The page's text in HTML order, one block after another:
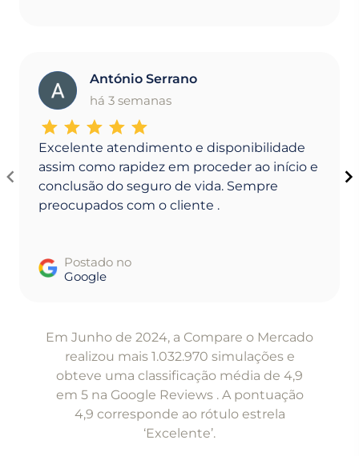
A
António Serrano
há 3 semanas
Excelente atendimento e disponibilidade
assim como rapidez em proceder ao início e
conclusão do seguro de vida. Sempre
preocupados com o cliente .
Postado no
Google
Em Junho de 2024, a Compare o Mercado
realizou mais 1.032.970 simulações e
obteve uma classificação média de 4,9
em 5 na Google Reviews . A pontuação
4,9 corresponde ao rótulo estrela
‘Excelente’.